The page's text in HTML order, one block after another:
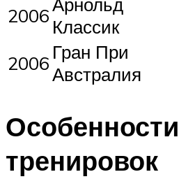
2006 Классик
2006 Гран При
Австралия
Особенности
тренировок